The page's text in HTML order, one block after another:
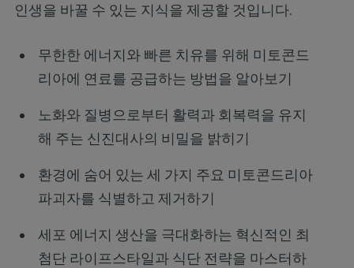
인생을 바꿀 수 있는 지식을 제공할 것입니다.
무한한 에너지와 빠른 치유를 위해 미토콘드
리아에 연료를 공급하는 방법을 알아보기
노화와 질병으로부터 활력과 회복력을 유지
해 주는 신진대사의 비밀을 밝히기
환경에 숨어 있는 세 가지 주요 미토콘드리아
파괴자를 식별하고 제거하기
세포 에너지 생산을 극대화하는 혁신적인 최
첨단 라이프스타일과 식단 전략을 마스터하